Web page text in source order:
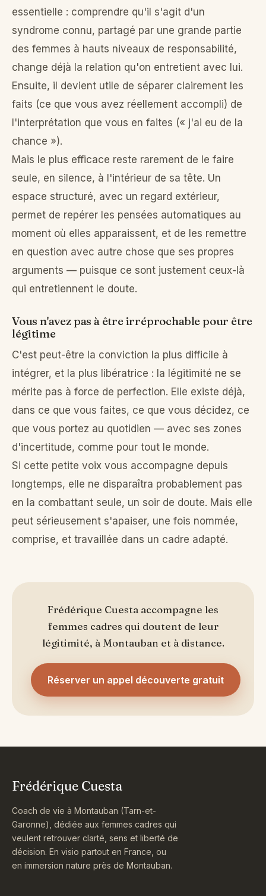
essentielle : comprendre qu'il s'agit d'un
syndrome connu, partagé par une grande partie
des femmes à hauts niveaux de responsabilité,
change déjà la relation qu'on entretient avec lui.
Ensuite, il devient utile de séparer clairement les
faits (ce que vous avez réellement accompli) de
l'interprétation que vous en faites (« j'ai eu de la
chance »).
Mais le plus efficace reste rarement de le faire
seule, en silence, à l'intérieur de sa tête. Un
espace structuré, avec un regard extérieur,
permet de repérer les pensées automatiques au
moment où elles apparaissent, et de les remettre
en question avec autre chose que ses propres
arguments — puisque ce sont justement ceux-là
qui entretiennent le doute.
Vous n'avez pas à être irréprochable pour être
légitime
C'est peut-être la conviction la plus difficile à
intégrer, et la plus libératrice : la légitimité ne se
mérite pas à force de perfection. Elle existe déjà,
dans ce que vous faites, ce que vous décidez, ce
que vous portez au quotidien — avec ses zones
d'incertitude, comme pour tout le monde.
Si cette petite voix vous accompagne depuis
longtemps, elle ne disparaîtra probablement pas
en la combattant seule, un soir de doute. Mais elle
peut sérieusement s'apaiser, une fois nommée,
comprise, et travaillée dans un cadre adapté.
Frédérique Cuesta accompagne les
femmes cadres qui doutent de leur
légitimité, à Montauban et à distance.
Réserver un appel découverte gratuit
Frédérique Cuesta
Coach de vie à Montauban (Tarn-et-
Garonne), dédiée aux femmes cadres qui
veulent retrouver clarté, sens et liberté de
décision. En visio partout en France, ou
en immersion nature près de Montauban.